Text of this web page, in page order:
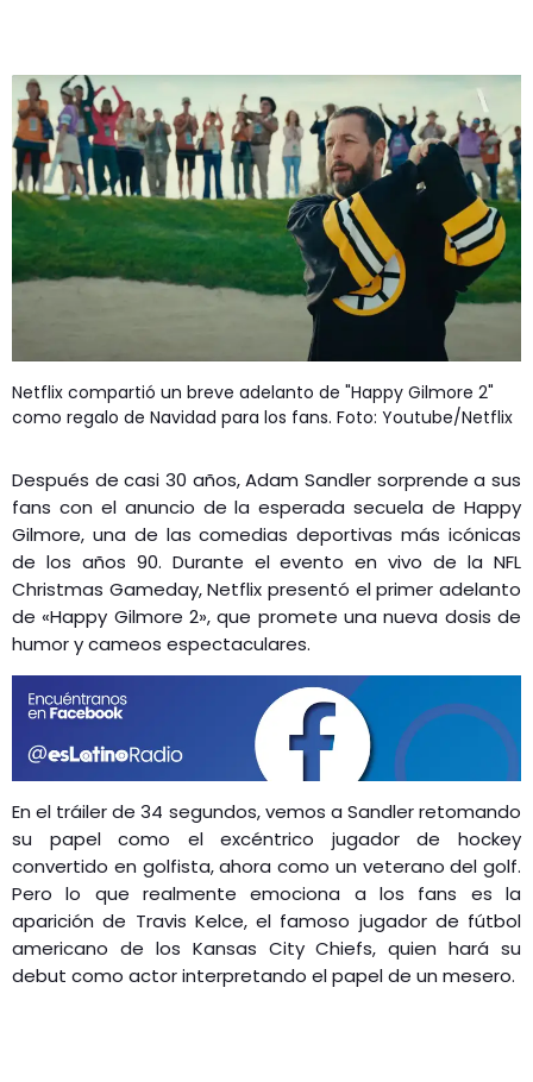
Netflix compartió un breve adelanto de "Happy Gilmore 2"
como regalo de Navidad para los fans. Foto: Youtube/Netflix
Después de casi 30 años, Adam Sandler sorprende a sus
fans con el anuncio de la esperada secuela de Happy
Gilmore, una de las comedias deportivas más icónicas
de los años 90. Durante el evento en vivo de la NFL
Christmas Gameday, Netflix presentó el primer adelanto
de «Happy Gilmore 2», que promete una nueva dosis de
humor y cameos espectaculares.
En el tráiler de 34 segundos, vemos a Sandler retomando
su papel como el excéntrico jugador de hockey
convertido en golfista, ahora como un veterano del golf.
Pero lo que realmente emociona a los fans es la
aparición de Travis Kelce, el famoso jugador de fútbol
americano de los Kansas City Chiefs, quien hará su
debut como actor interpretando el papel de un mesero.